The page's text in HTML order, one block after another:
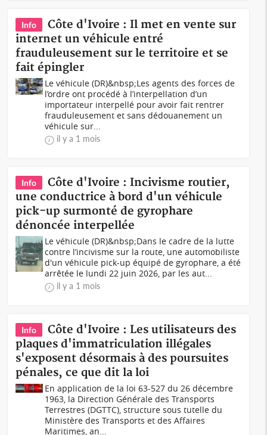
Info
Côte d'Ivoire : Il met en vente sur
internet un véhicule entré
frauduleusement sur le territoire et se
fait épingler
Le véhicule (DR)&nbsp;Les agents des forces de
l’ordre ont procédé à l’interpellation d’un
importateur interpellé pour avoir fait rentrer
frauduleusement et sans dédouanement un
véhicule sur...
il y a 1 mois
Info
Côte d'Ivoire : Incivisme routier,
une conductrice à bord d'un véhicule
pick-up surmonté de gyrophare
dénoncée interpellée
Le véhicule (DR)&nbsp;Dans le cadre de la lutte
contre l’incivisme sur la route, une automobiliste
d'un véhicule pick-up équipé de gyrophare, a été
arrêtée le lundi 22 juin 2026, par les aut...
il y a 1 mois
Info
Côte d'Ivoire : Les utilisateurs des
plaques d'immatriculation illégales
s'exposent désormais à des poursuites
pénales, ce que dit la loi
En application de la loi 63-527 du 26 décembre
1963, la Direction Générale des Transports
Terrestres (DGTTC), structure sous tutelle du
Ministère des Transports et des Affaires
Maritimes, an...